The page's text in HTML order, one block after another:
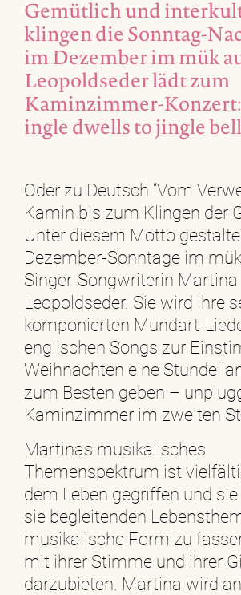
Gemütlich und
klingen die Sonntag-
im Dezember im mük
Leopoldseder lädt zum
Kaminzimmer-Konzert:
ingle dwells to jingle
Oder zu Deutsch “Vom
Kamin bis zum Klingen der
Unter diesem Motto
Dezember-Sonntage im
Singer-Songwriterin Martina
Leopoldseder. Sie wird ihre
komponierten Mundart-
englischen Songs zur
Weihnachten eine Stunde
zum Besten geben –
Kaminzimmer im zweiten
Martinas musikalisches
Themenspektrum ist
dem Leben gegriffen und
sie begleitenden
musikalische Form zu
mit ihrer Stimme und ihrer
darzubieten. Martina wird